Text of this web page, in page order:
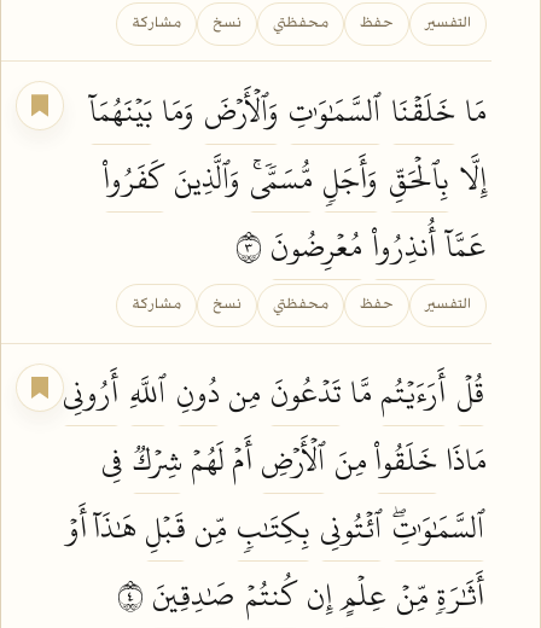
التفسير حفظ محفظتي نسخ مشاركة
مَاخَلَقۡنَاٱلسَّمَٰوَٰتِ وَٱلۡأَرۡضَ وَمَابَيۡنَهُمَآ
إِلَّا بِٱلۡحَقِّ وَأَجَلٖ مُّسَمّٗىۚ وَٱلَّذِينَكَفَرُواْ
عَمَّآأُنذِرُواْ مُعۡرِضُونَ
التفسير حفظ محفظتي نسخ مشاركة
قُلۡ أَرَءَيۡتُممَّاتَدۡعُونَ مِندُونِٱللَّهِ أَرُونِي
مَاذَاخَلَقُواْمِنَٱلۡأَرۡضِأَمۡ لَهُمۡشِرۡكٞفِي
ٱلسَّمَٰوَٰتِۖٱئۡتُونِي بِكِتَٰبٖ مِّنقَبۡلِهَٰذَآ أَوۡ
أَثَٰرَةٖمِّنۡعِلۡمٍإِنكُنتُمۡ صَٰدِقِينَ